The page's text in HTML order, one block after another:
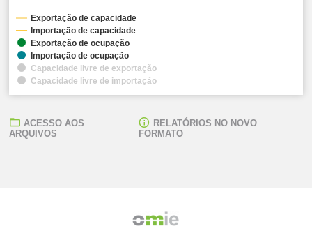
Exportação de capacidade
Importação de capacidade
Exportação de ocupação
Importação de ocupação
Capacidade livre de exportação
Capacidade livre de importação
ACESSO AOS
ARQUIVOS
RELATÓRIOS NO NOVO
FORMATO